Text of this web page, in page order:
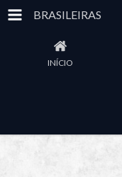
BRASILEIRAS
INÍCIO